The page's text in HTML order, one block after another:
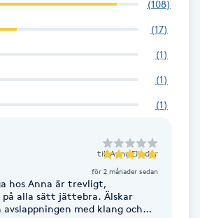
(108)
(17)
(1)
(1)
(1)
till Anna Elinder
för 2 månader sedan
hos Anna är trevligt,
på alla sätt jättebra. Älskar
med klang och